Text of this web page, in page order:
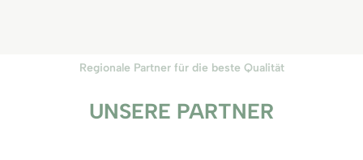
Regionale Partner für die beste Qualität
UNSERE PARTNER